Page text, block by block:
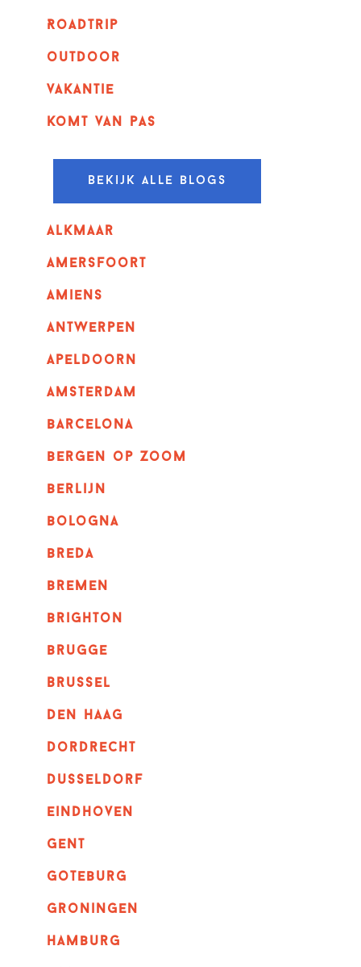
Roadtrip
outdoor
vakantie
komt van pas
Bekijk alle blogs
alkmaar
amersfoort
amiens
Antwerpen
apeldoorn
Amsterdam
barcelona
bergen op zoom
berlijn
bologna
breda
bremen
brighton
brugge
Brussel
Den haag
dordrecht
dusseldorf
eindhoven
GENT
goteburg
groningen
hamburg